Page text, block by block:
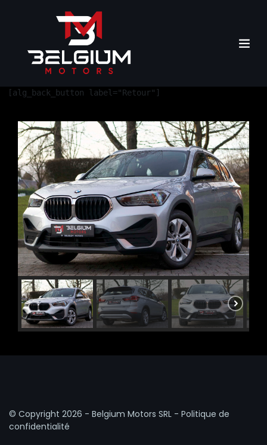
[alg_back_button label="Retour"]
© Copyright 2026 - Belgium Motors SRL - Politique de
confidentialité